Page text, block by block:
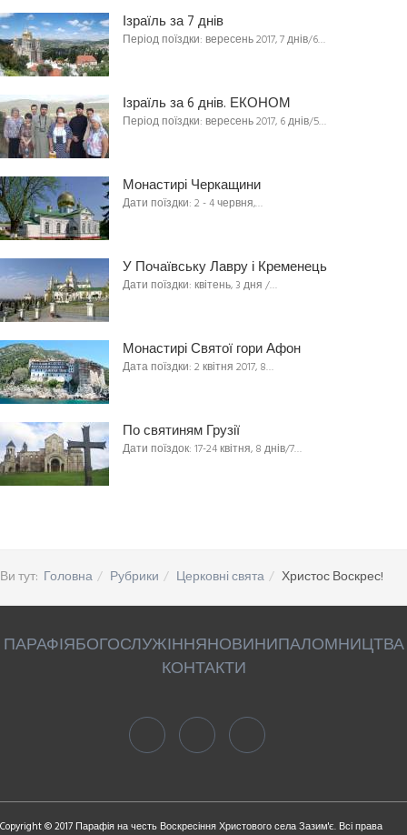
Ізраїль за 7 днів
Період поїздки: вересень 2017, 7 днів/6…
Ізраїль за 6 днів. ЕКОНОМ
Період поїздки: вересень 2017, 6 днів/5…
Монастирі Черкащини
Дати поїздки: 2 - 4 червня,…
У Почаївську Лавру і Кременець
Дати поїздки: квітень, 3 дня /…
Монастирі Святої гори Афон
Дата поїздки: 2 квітня 2017, 8…
По святиням Грузії
Дати поїздок: 17-24 квітня, 8 днів/7…
Ви тут: Головна Рубрики Церковні свята Христос Воскрес!
ПАРАФІЯБОГОСЛУЖІННЯНОВИНИПАЛОМНИЦТВА
КОНТАКТИ
Copyright © 2017 Парафія на честь Воскресіння Христового села Зазим'є. Всі права